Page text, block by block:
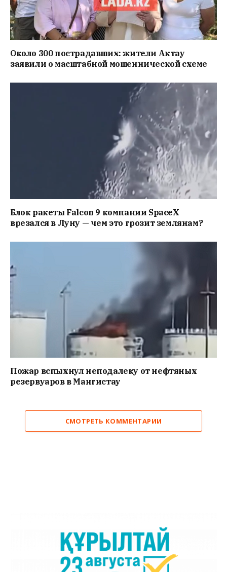
Около 300 пострадавших: жители Актау
заявили о масштабной мошеннической схеме
Блок ракеты Falcon 9 компании SpaceX
врезался в Луну — чем это грозит землянам?
Пожар вспыхнул неподалеку от нефтяных
резервуаров в Мангистау
СМОТРЕТЬ КОММЕНТАРИИ